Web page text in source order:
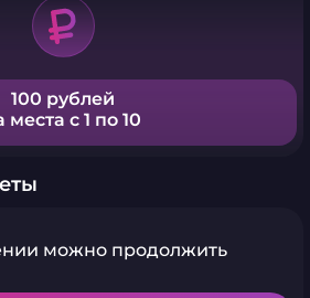
100 рублей
места с 1 по 10
можно продолжить